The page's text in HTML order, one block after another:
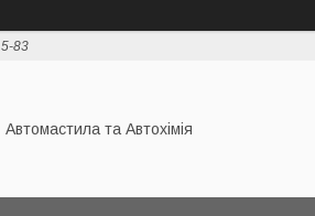
83
Автомастила та Автохімія